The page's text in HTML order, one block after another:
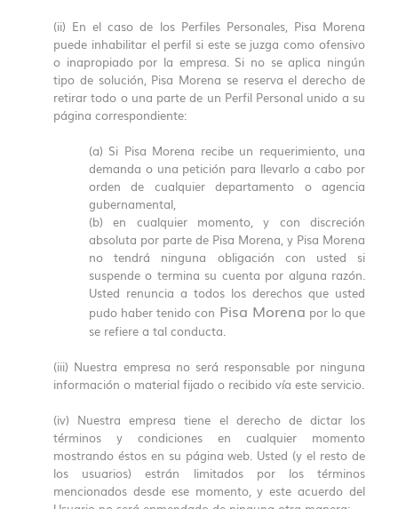
(ii) En el caso de los Perfiles Personales, Pisa Morena
puede inhabilitar el perfil si este se juzga como ofensivo
o inapropiado por la empresa. Si no se aplica ningún
tipo de solución, Pisa Morena se reserva el derecho de
retirar todo o una parte de un Perfil Personal unido a su
página correspondiente:
(a) Si Pisa Morena recibe un requerimiento, una
demanda o una petición para llevarlo a cabo por
orden de cualquier departamento o agencia
gubernamental,
(b) en cualquier momento, y con discreción
absoluta por parte de Pisa Morena, y Pisa Morena
no tendrá ninguna obligación con usted si
suspende o termina su cuenta por alguna razón.
Usted renuncia a todos los derechos que usted
pudo haber tenido con Pisa Morena por lo que
se refiere a tal conducta.
(iii) Nuestra empresa no será responsable por ninguna
información o material fijado o recibido vía este servicio.
(iv) Nuestra empresa tiene el derecho de dictar los
términos y condiciones en cualquier momento
mostrando éstos en su página web. Usted (y el resto de
los usuarios) estrán limitados por los términos
mencionados desde ese momento, y este acuerdo del